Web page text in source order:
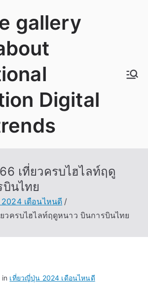
gallery
Digital
เที่ยวครบไฮไลท์ฤดู
นไทย
เดือนไหนดี
วครบไฮไลท์ฤดูหนาว บินการบินไทย
in เที่ยวญี่ปุ่น 2024 เดือนไหนดี